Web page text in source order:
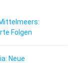
Folgen
Neue